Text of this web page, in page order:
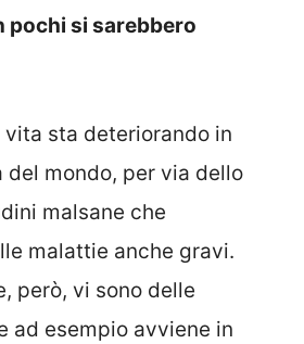
pochi si sarebbero
sta deteriorando in
del mondo, per via dello
malsane che
malattie anche gravi.
però, vi sono delle
ad esempio avviene in